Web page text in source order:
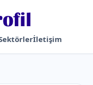
İletişim